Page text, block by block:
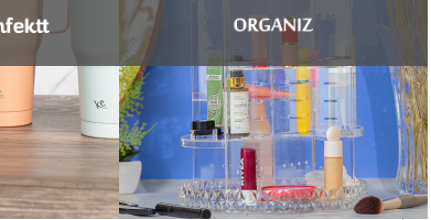
garante conforto no manuseio e
busca agilidade e aproveitamento